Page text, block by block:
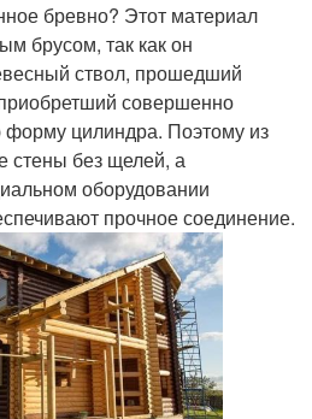
бревно? Этот материал
брусом, так как он
ствол, прошедший
совершенно
форму цилиндра. Поэтому из
стены без щелей, а
оборудовании
прочное соединение.